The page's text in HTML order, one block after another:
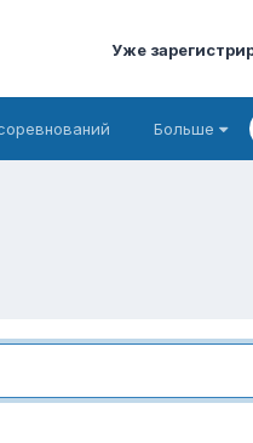
Уже
Больше